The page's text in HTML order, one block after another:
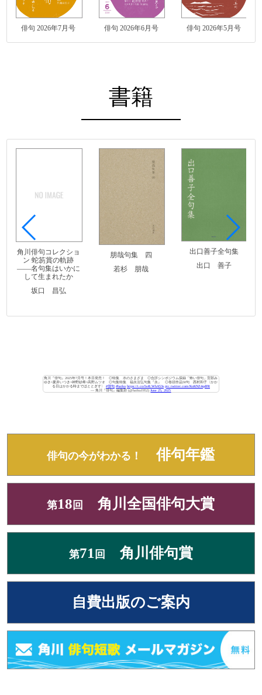
俳句 2026年7月号 俳句 2026年6月号 俳句 2026年5月号
書籍
角川俳句コレクショ
ン 蛇笏賞の軌跡
――名句集はいかに
して生まれたか
坂口 昌弘
朋哉句集 四
若杉 朋哉
出口善子全句集
出口 善子
角川『俳句』2025年7月号！本日発売！ ◎特集 水のさまざま ◎合評シンポジウム採録「怖い俳句」宮部み
ゆき×夏井いつき×神野紗希×高野ムツオ ◎句集特集 福永法弘句集『永』 ◎巻頭作品50句 西村和子〈かか
る日はかかる時までほととぎす〉 #俳句 #haiku https://t.co/Ix4LWhA53s pic.twitter.com/KoKNZ4qdFR
— 角川『俳句』編集部 (@haiku1952)June 25, 2025
俳句の今がわかる！ 俳句年鑑
第18 回 角川全国俳句大賞
第71 回 角川俳句賞
自費出版のご案内